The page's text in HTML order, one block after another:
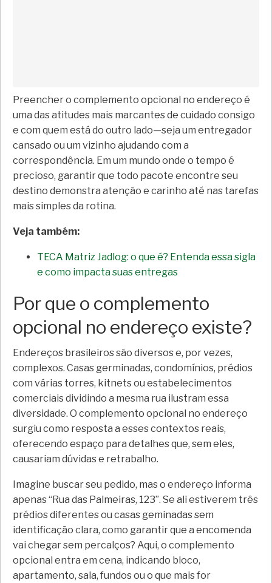
Preencher o complemento opcional no endereço é
uma das atitudes mais marcantes de cuidado consigo
e com quem está do outro lado—seja um entregador
cansado ou um vizinho ajudando com a
correspondência. Em um mundo onde o tempo é
precioso, garantir que todo pacote encontre seu
destino demonstra atenção e carinho até nas tarefas
mais simples da rotina.
Veja também:
TECA Matriz Jadlog: o que é? Entenda essa sigla
e como impacta suas entregas
Por que o complemento
opcional no endereço existe?
Endereços brasileiros são diversos e, por vezes,
complexos. Casas germinadas, condomínios, prédios
com várias torres, kitnets ou estabelecimentos
comerciais dividindo a mesma rua ilustram essa
diversidade. O complemento opcional no endereço
surgiu como resposta a esses contextos reais,
oferecendo espaço para detalhes que, sem eles,
causariam dúvidas e retrabalho.
Imagine buscar seu pedido, mas o endereço informa
apenas “Rua das Palmeiras, 123”. Se ali estiverem três
prédios diferentes ou casas geminadas sem
identificação clara, como garantir que a encomenda
vai chegar sem percalços? Aqui, o complemento
opcional entra em cena, indicando bloco,
apartamento, sala, fundos ou o que mais for